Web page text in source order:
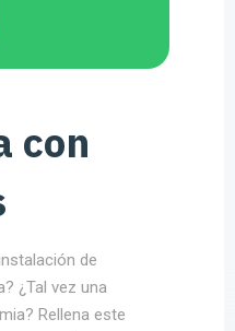
con
de
¿Tal vez una
Rellena este